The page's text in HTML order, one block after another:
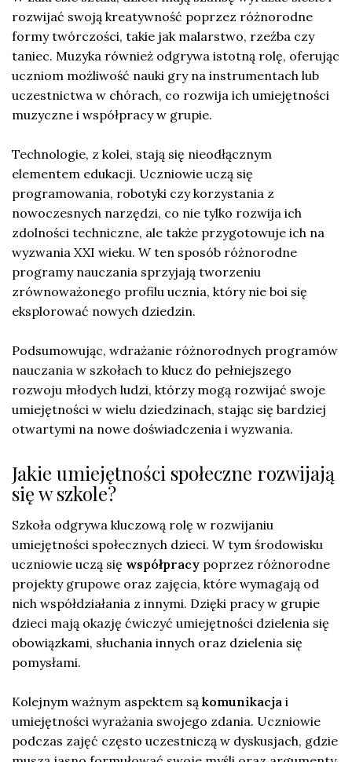
rozwijać swoją kreatywność poprzez różnorodne
formy twórczości, takie jak malarstwo, rzeźba czy
taniec. Muzyka również odgrywa istotną rolę, oferując
uczniom możliwość nauki gry na instrumentach lub
uczestnictwa w chórach, co rozwija ich umiejętności
muzyczne i współpracy w grupie.
Technologie, z kolei, stają się nieodłącznym
elementem edukacji. Uczniowie uczą się
programowania, robotyki czy korzystania z
nowoczesnych narzędzi, co nie tylko rozwija ich
zdolności techniczne, ale także przygotowuje ich na
wyzwania XXI wieku. W ten sposób różnorodne
programy nauczania sprzyjają tworzeniu
zrównoważonego profilu ucznia, który nie boi się
eksplorować nowych dziedzin.
Podsumowując, wdrażanie różnorodnych programów
nauczania w szkołach to klucz do pełniejszego
rozwoju młodych ludzi, którzy mogą rozwijać swoje
umiejętności w wielu dziedzinach, stając się bardziej
otwartymi na nowe doświadczenia i wyzwania.
Jakie umiejętności społeczne rozwijają
się w szkole?
Szkoła odgrywa kluczową rolę w rozwijaniu
umiejętności społecznych dzieci. W tym środowisku
uczniowie uczą się współpracy poprzez różnorodne
projekty grupowe oraz zajęcia, które wymagają od
nich współdziałania z innymi. Dzięki pracy w grupie
dzieci mają okazję ćwiczyć umiejętności dzielenia się
obowiązkami, słuchania innych oraz dzielenia się
pomysłami.
Kolejnym ważnym aspektem są komunikacja i
umiejętności wyrażania swojego zdania. Uczniowie
podczas zajęć często uczestniczą w dyskusjach, gdzie